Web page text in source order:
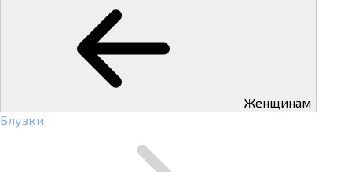
Женщинам
Блузки